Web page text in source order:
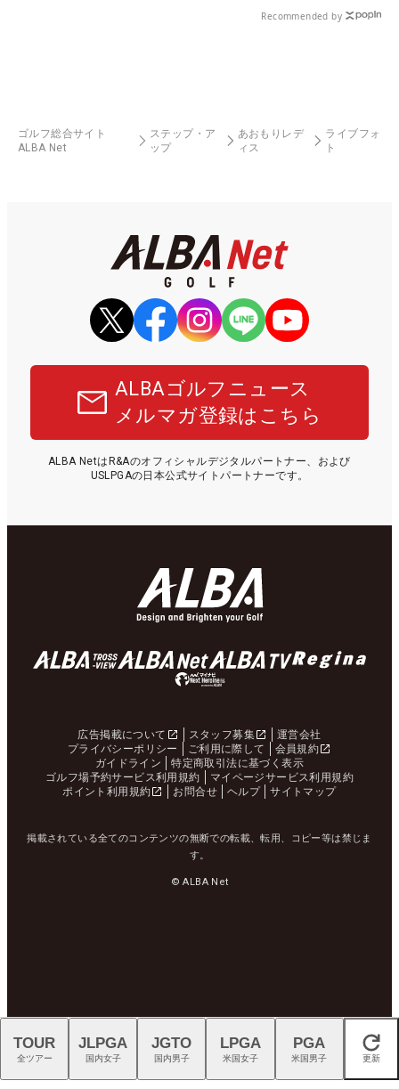
Recommended by
ゴルフ総合サイト
ALBA Net
ステップ・ア
ップ
あおもりレデ
ィス
ライブフォ
ト
ALBAゴルフニュース
メルマガ登録はこちら
ALBA NetはR&Aのオフィシャルデジタルパートナー、および
USLPGAの日本公式サイトパートナーです。
広告掲載について スタッフ募集
運営会社
プライバシーポリシー
ご利用に際して
会員規約
ガイドライン
特定商取引法に基づく表示
ゴルフ場予約サービス利用規約
マイページサービス利用規約
ポイント利用規約
お問合せ ヘルプ サイトマップ
掲載されている全てのコンテンツの無断での転載、転用、コピー等は禁じま
す。
© ALBA Net
閉じる
TOUR
全ツアー
JLPGA
国内女子
JGTO
国内男子
LPGA
米国女子
PGA
米国男子 更新